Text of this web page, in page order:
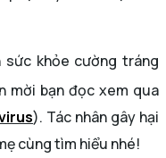
sức khỏe cường tráng
mời bạn đọc xem qua
). Tác nhân gây hại
cùng tìm hiểu nhé!